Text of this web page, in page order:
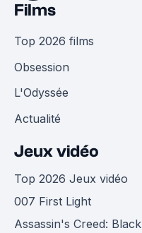
Films
Top 2026 films
Obsession
L'Odyssée
Actualité
Jeux vidéo
Top 2026 Jeux vidéo
007 First Light
Assassin's Creed: Black